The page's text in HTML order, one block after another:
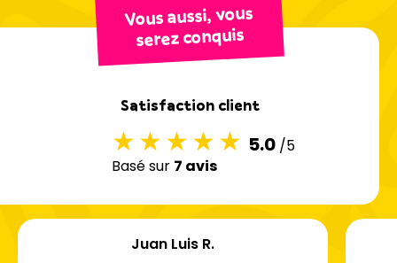
Vous aussi, vous
serez conquis
Satisfaction client
5.0 /5
Basé sur 7 avis
Juan Luis R.